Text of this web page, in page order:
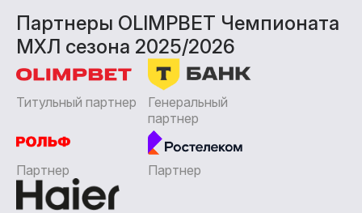
Партнеры OLIMPBET Чемпионата
МХЛ сезона 2025/2026
Титульный партнер
Генеральный
партнер
Партнер Партнер